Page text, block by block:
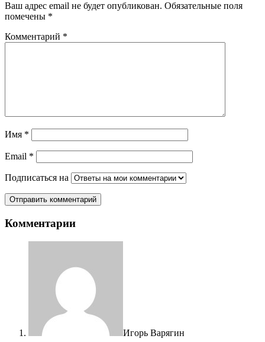
Ваш адрес email не будет опубликован. Обязательные поля
помечены *
Комментарий *
Имя *
Email *
Подписаться на
Комментарии
Игорь Варягин